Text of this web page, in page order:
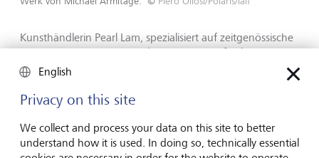
Kunsthändlerin Pearl Lam, spezialisiert auf zeitgenössische
chinesische Kunst, stimmt dem zu. Sie empfiehlt
Sammlerinnen und Sammlern, die neu in die Afrikanische
beginnen. "Im Gegensatz zu abstrakter Kunst bilden
figurative Gemälde eine Brücke zwischen dem kulturellen
Hintergrund des Künstlers und dem Betrachter", sagt die
Händlerin, die in ihren Galerien in Hongkong und
English
Privacy on this site
We collect and process your data on this site to better
understand how it is used. In doing so, technically essential